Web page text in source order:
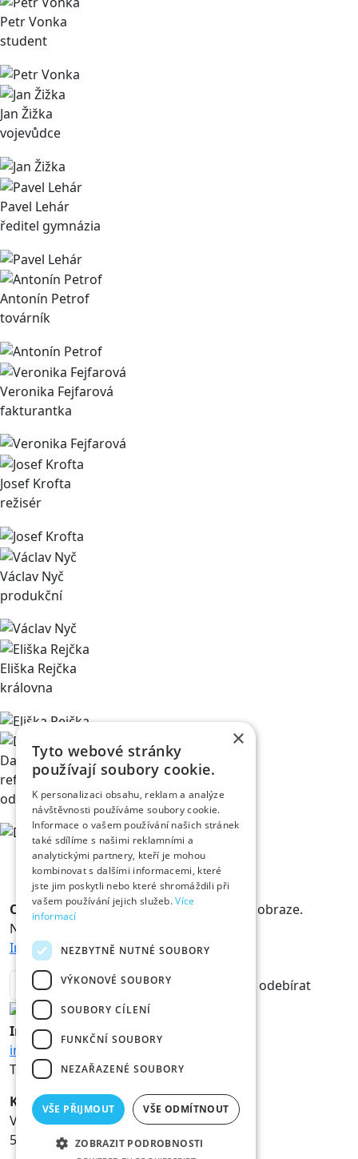
Petr Vonka
student
Jan Žižka
vojevůdce
Pavel Lehár
ředitel gymnázia
Antonín Petrof
továrník
Veronika Fejfarová
fakturantka
Josef Krofta
režisér
Václav Nyč
produkční
Eliška Rejčka
královna
David Klazar
referent obchodního
oddělení v divadle
Odběr novinekKrálové a Královny jsou v obraze.
Novinky vám rádi doručíme na mail.
Informace o zpracování osobních údajů
odebírat
Informace
info@hk800.cz
T:
+420 734 561 247
Kancelář oslav
Velké náměstí 1/3
500 03 Hradec Králové
×
Tyto webové stránky
používají soubory cookie.
K personalizaci obsahu, reklam a analýze
návštěvnosti používáme soubory cookie.
Informace o vašem používání našich stránek
také sdílíme s našimi reklamními a
analytickými partnery, kteří je mohou
kombinovat s dalšími informacemi, které
jste jim poskytli nebo které shromáždili při
vašem používání jejich služeb.Více
informací
NEZBYTNĚ NUTNÉ SOUBORY
VÝKONOVÉ SOUBORY
SOUBORY CÍLENÍ
FUNKČNÍ SOUBORY
NEZAŘAZENÉ SOUBORY
VŠE PŘIJMOUT VŠE ODMÍTNOUT
ZOBRAZIT PODROBNOSTI